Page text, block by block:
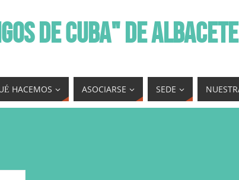
DE CUBA" DE ALBACETE
HACEMOS ASOCIARSE SEDE